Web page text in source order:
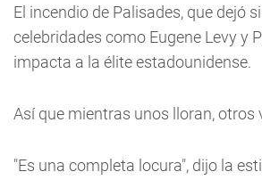
El incendio de Palisades, que dejó
celebridades como Eugene Levy y
impacta a la élite estadounidense.
Así que mientras unos lloran, otros
"Es una completa locura", dijo la